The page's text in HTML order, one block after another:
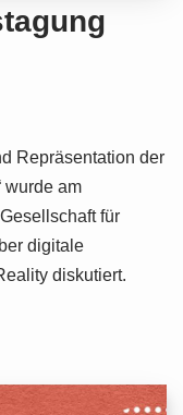
Repräsentation der
wurde am
für
digitale
diskutiert.